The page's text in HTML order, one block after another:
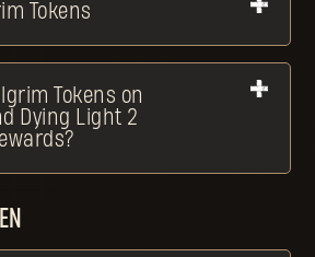
Tokens
Tokens on
Dying Light 2